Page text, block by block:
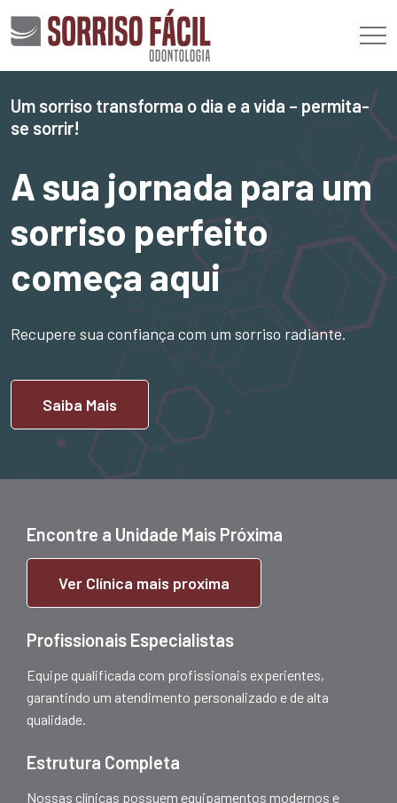
Um sorriso transforma o dia e a vida – permita-
se sorrir!
A sua jornada para um
sorriso perfeito
começa aqui
Recupere sua confiança com um sorriso radiante.
Saiba Mais
Encontre a Unidade Mais Próxima
Ver Clínica mais proxima
Profissionais Especialistas
Equipe qualificada com profissionais experientes,
garantindo um atendimento personalizado e de alta
qualidade.
Estrutura Completa
Nossas clínicas possuem equipamentos modernos e